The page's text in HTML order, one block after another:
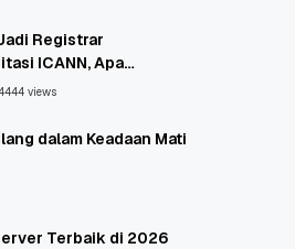
Registrar
ICANN, Apa
views
dalam Keadaan Mati
Terbaik di 2026